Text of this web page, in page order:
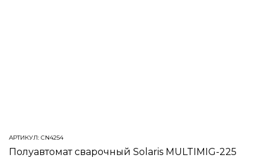
АРТИКУЛ: CN4254
Полуавтомат сварочный Solaris MULTIMIG-225